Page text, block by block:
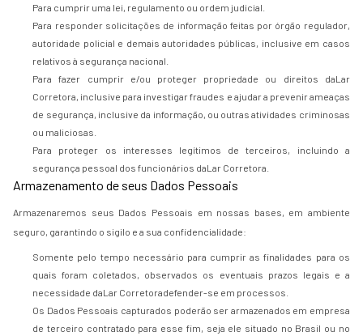
Para cumprir uma lei, regulamento ou ordem judicial.
Para responder solicitações de informação feitas por órgão regulador,
autoridade policial e demais autoridades públicas, inclusive em casos
relativos à segurança nacional.
Para fazer cumprir e/ou proteger propriedade ou direitos daLar
Corretora, inclusive para investigar fraudes e ajudar a prevenir ameaças
de segurança, inclusive da informação, ou outras atividades criminosas
ou maliciosas.
Para proteger os interesses legítimos de terceiros, incluindo a
segurança pessoal dos funcionários daLar Corretora.
Armazenamento de seus Dados Pessoais
Armazenaremos seus Dados Pessoais em nossas bases, em ambiente
seguro, garantindo o sigilo e a sua confidencialidade:
Somente pelo tempo necessário para cumprir as finalidades para os
quais foram coletados, observados os eventuais prazos legais e a
necessidade daLar Corretoradefender-se em processos.
Os Dados Pessoais capturados poderão ser armazenados em empresa
de terceiro contratado para esse fim, seja ele situado no Brasil ou no